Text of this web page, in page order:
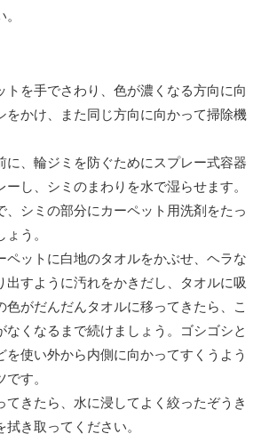
トを手でさわり、色が濃くなる方向に向
をかけ、また同じ方向に向かって掃除機
に、輪ジミを防ぐためにスプレー式容器
ーし、シミのまわりを水で湿らせます。
、シミの部分にカーペット用洗剤をたっ
う。
ペットに白地のタオルをかぶせ、ヘラな
出すように汚れをかきだし、タオルに吸
色がだんだんタオルに移ってきたら、こ
なくなるまで続けましょう。ゴシゴシと
を使い外から内側に向かってすくうよう
す。
てきたら、水に浸してよく絞ったぞうき
き取ってください。